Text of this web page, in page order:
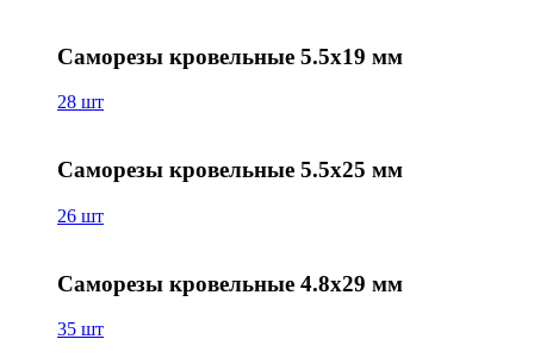
Саморезы кровельные 5.5х19 мм
28 шт
Саморезы кровельные 5.5х25 мм
26 шт
Саморезы кровельные 4.8х29 мм
35 шт